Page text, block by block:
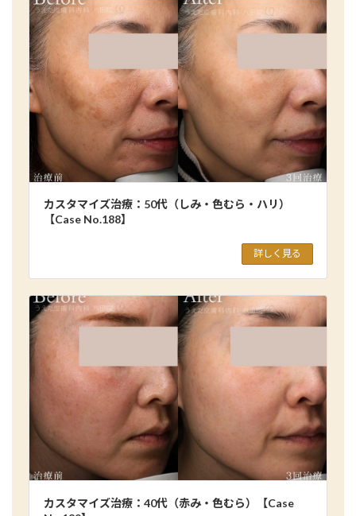
カスタマイズ治療：50代（しみ・色むら・ハリ）
【Case No.188】
詳しく見る
カスタマイズ治療：40代（赤み・色むら）【Case